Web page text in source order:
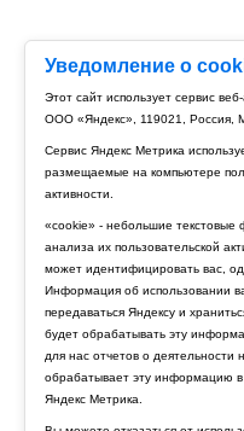
Уведомление о
Этот сайт использует сервис
ООО «Яндекс», 119021, Россия,
Сервис Яндекс Метрика
размещаемые на компьютере
активности.
«cookie» - небольшие
анализа их пользовательской
может идентифицировать вас,
Информация об использовании
передаваться Яндексу и
будет обрабатывать эту
для нас отчетов о деятельности
обрабатывает эту информацию в
Яндекс Метрика.